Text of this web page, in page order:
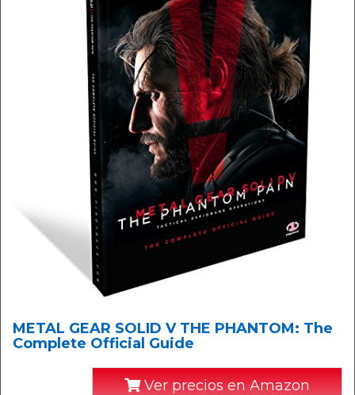
METAL GEAR SOLID V THE PHANTOM: The
Complete Official Guide
Ver precios en Amazon